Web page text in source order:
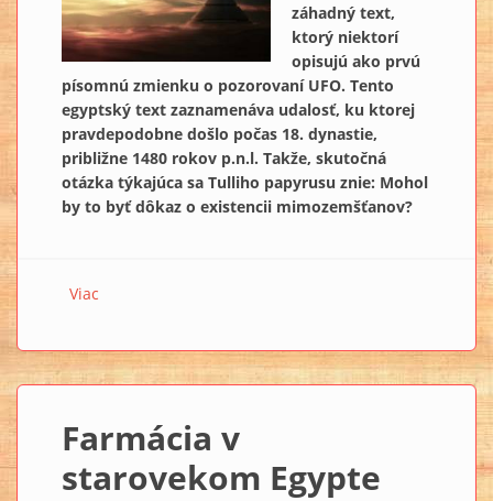
záhadný text,
ktorý niektorí
opisujú ako prvú
písomnú zmienku o pozorovaní UFO. Tento
egyptský text zaznamenáva udalosť, ku ktorej
pravdepodobne došlo počas 18. dynastie,
približne 1480 rokov p.n.l. Takže, skutočná
otázka týkajúca sa Tulliho papyrusu znie: Mohol
by to byť dôkaz o existencii mimozemšťanov?
Viac
Farmácia v
starovekom Egypte